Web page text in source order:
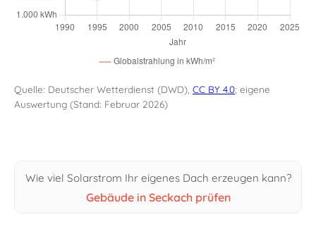
Quelle: Deutscher Wetterdienst (DWD), CC BY 4.0; eigene
Auswertung (Stand: Februar 2026)
Wie viel Solarstrom Ihr eigenes Dach erzeugen kann?
Gebäude in Seckach prüfen